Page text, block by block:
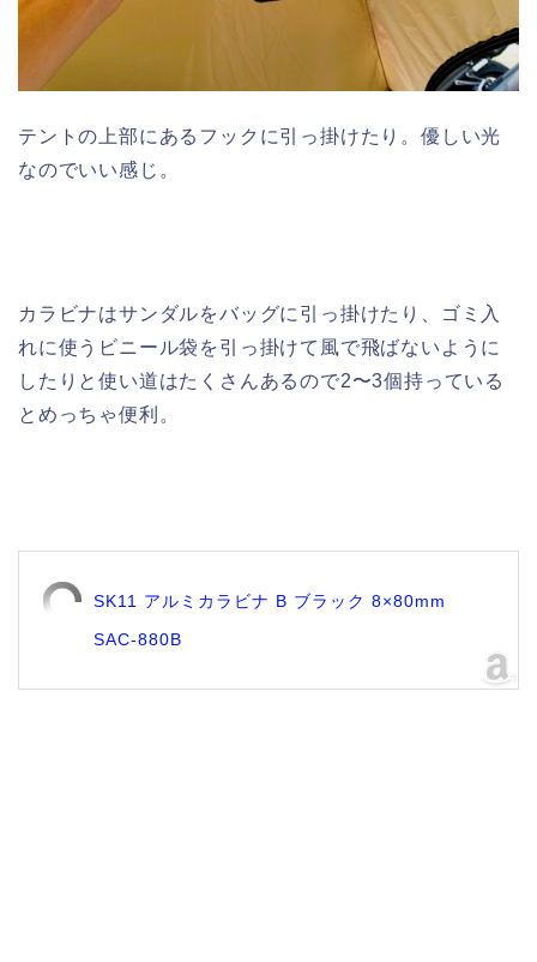
テントの上部にあるフックに引っ掛けたり。優しい光
なのでいい感じ。
カラビナはサンダルをバッグに引っ掛けたり、ゴミ入
れに使うビニール袋を引っ掛けて風で飛ばないように
したりと使い道はたくさんあるので2〜3個持っている
とめっちゃ便利。
SK11 アルミカラビナ B ブラック 8×80mm
SAC-880B